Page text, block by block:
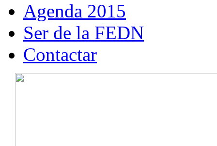
Agenda 2015
Ser de la FEDN
Contactar